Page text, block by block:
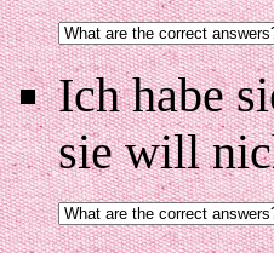
Ich habe
sie will